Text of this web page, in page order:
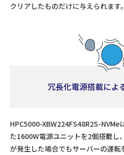
クリアしたものだけに与えられます。
冗長化電源搭載によ
HPC5000-XBW224FS48R2S-NVMe
た1600W電源ユニットを2個搭載し
が発生した場合でもサーバーの運